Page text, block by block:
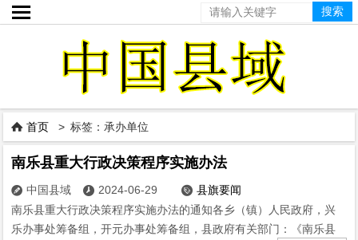

 首页 > 标签：承办单位
南乐县重大行政决策程序实施办法
 中国县域  2024-06-29  县旗要闻
南乐县重大行政决策程序实施办法的通知各乡（镇）人民政府，兴
乐办事处筹备组，开元办事处筹备组，县政府有关部门：《南乐县